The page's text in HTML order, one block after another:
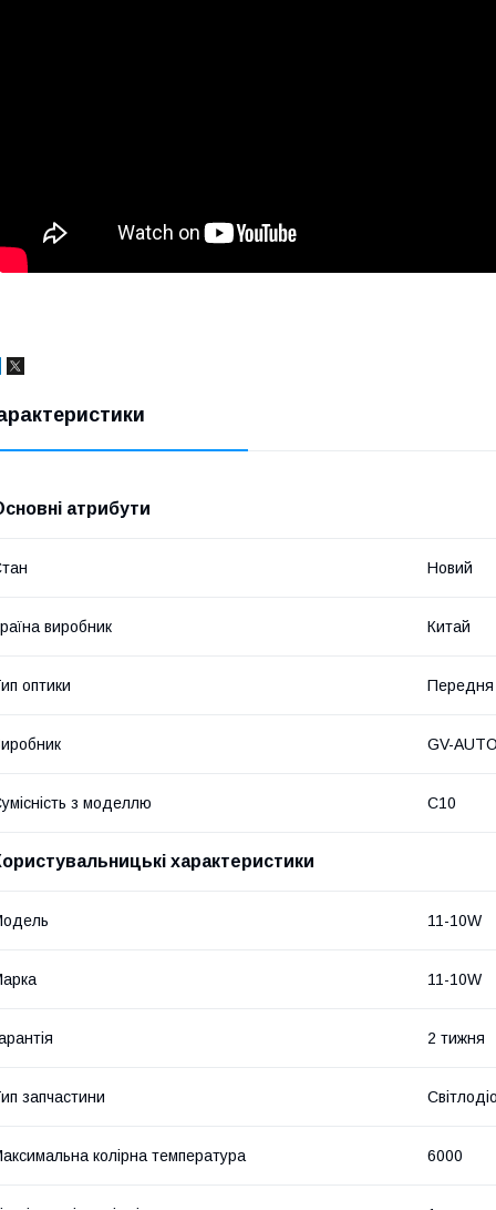
атрибути
Новий
виробник Китай
оптики Передня
GV-
з моделлю C10
характеристики
11-10W
11-10W
2 тижня
запчастини
колірна температура 6000